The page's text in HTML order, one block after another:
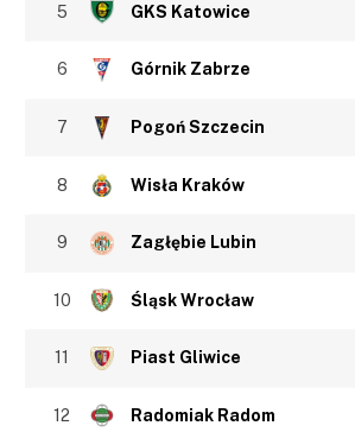
5 GKS Katowice
6 Górnik Zabrze
7 Pogoń Szczecin
8 Wisła Kraków
9 Zagłębie Lubin
10 Śląsk Wrocław
11 Piast Gliwice
12 Radomiak Radom